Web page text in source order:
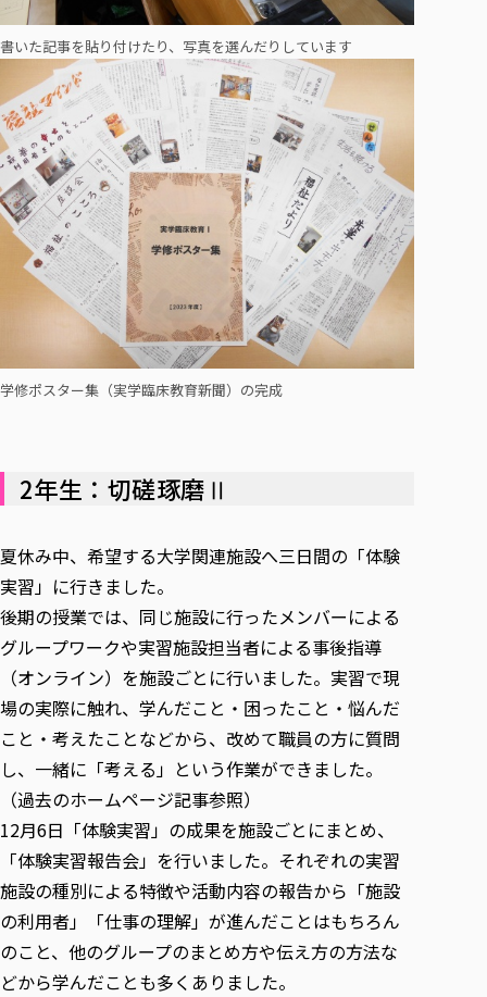
書いた記事を貼り付けたり、写真を選んだりしています
学修ポスター集（実学臨床教育新聞）の完成
2年生：切磋琢磨Ⅱ
夏休み中、希望する大学関連施設へ三日間の「体験
実習」に行きました。
後期の授業では、同じ施設に行ったメンバーによる
グループワークや実習施設担当者による事後指導
（オンライン）を施設ごとに行いました。実習で現
場の実際に触れ、学んだこと・困ったこと・悩んだ
こと・考えたことなどから、改めて職員の方に質問
し、一緒に「考える」という作業ができました。
（過去のホームページ記事参照）
12月6日「体験実習」の成果を施設ごとにまとめ、
「体験実習報告会」を行いました。それぞれの実習
施設の種別による特徴や活動内容の報告から「施設
の利用者」「仕事の理解」が進んだことはもちろん
のこと、他のグループのまとめ方や伝え方の方法な
どから学んだことも多くありました。